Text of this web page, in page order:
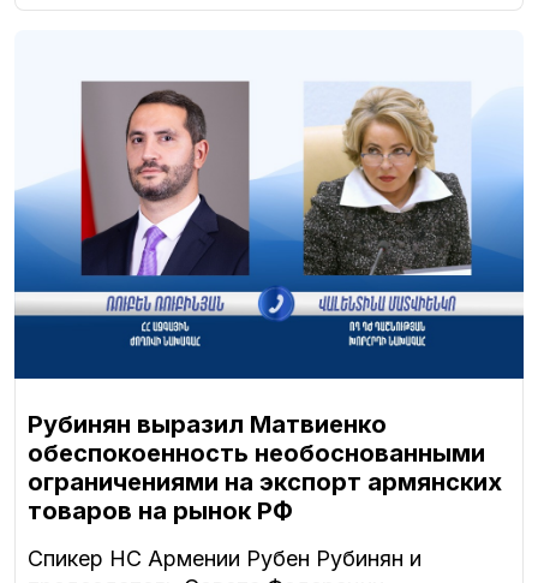
Рубинян выразил Матвиенко
обеспокоенность необоснованными
ограничениями на экспорт армянских
товаров на рынок РФ
Спикер НС Армении Рубен Рубинян и